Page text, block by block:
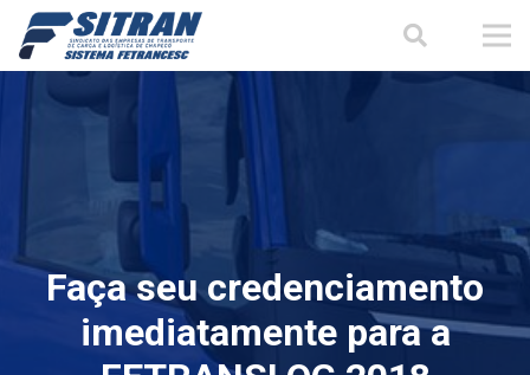
Faça seu credenciamento
imediatamente para a